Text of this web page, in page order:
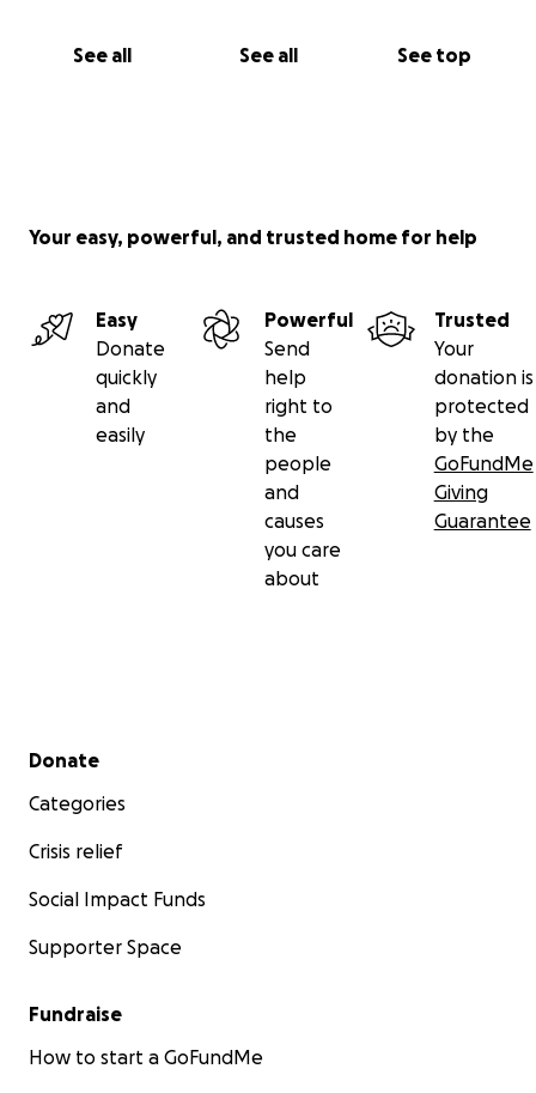
See all See all See top
voor je bijdrage
Your easy, powerful, and trusted home for help
Easy
Donate
quickly
and
easily
Powerful
Send
help
right to
the
people
and
causes
you care
about
Trusted
Your
donation is
protected
by the
GoFundMe
Giving
Guarantee
Secondary menu
Donate
Categories
Crisis relief
Social Impact Funds
Supporter Space
Fundraise
How to start a GoFundMe